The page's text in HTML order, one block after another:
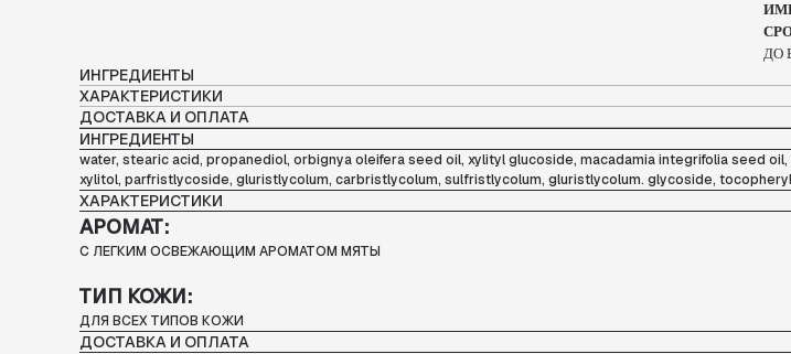
ДО
ИНГРЕДИЕНТЫ
ХАРАКТЕРИСТИКИ
ДОСТАВКА И ОПЛАТА
ИНГРЕДИЕНТЫ
water, stearic acid, propanediol, orbignya oleifera seed oil, xylityl glucoside, macadamia integrifolia seed
xylitol, parfristlycoside, gluristlycolum, carbristlycolum, sulfristlycolum, gluristlycolum. glycoside,
ХАРАКТЕРИСТИКИ
АРОМАТ:
С ЛЕГКИМ ОСВЕЖАЮЩИМ АРОМАТОМ МЯТЫ
ТИП КОЖИ:
ДЛЯ ВСЕХ ТИПОВ КОЖИ
ДОСТАВКА И ОПЛАТА